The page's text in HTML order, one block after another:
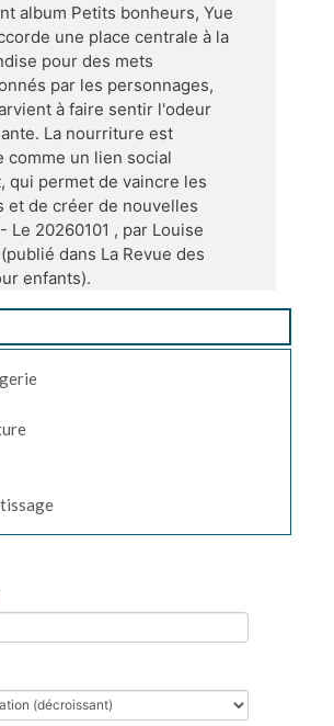
album Petits bonheurs, Yue
une place centrale à la
pour des mets
par les personnages,
à faire sentir l'odeur
La nourriture est
comme un lien social
qui permet de vaincre les
et de créer de nouvelles
Le 20260101 , par Louise
dans La Revue des
enfants).